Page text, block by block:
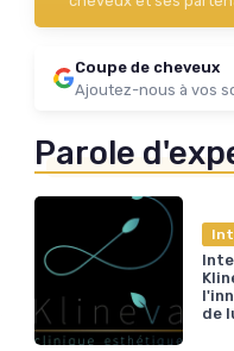
Coupe de cheveux
Ajoutez-nous à vos
Parole
de